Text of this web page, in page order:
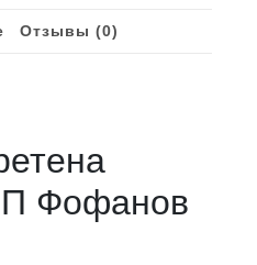
Отзывы (0)
Фофанов